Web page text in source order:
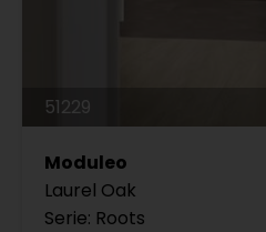
51229
Moduleo
Laurel Oak
Serie: Roots